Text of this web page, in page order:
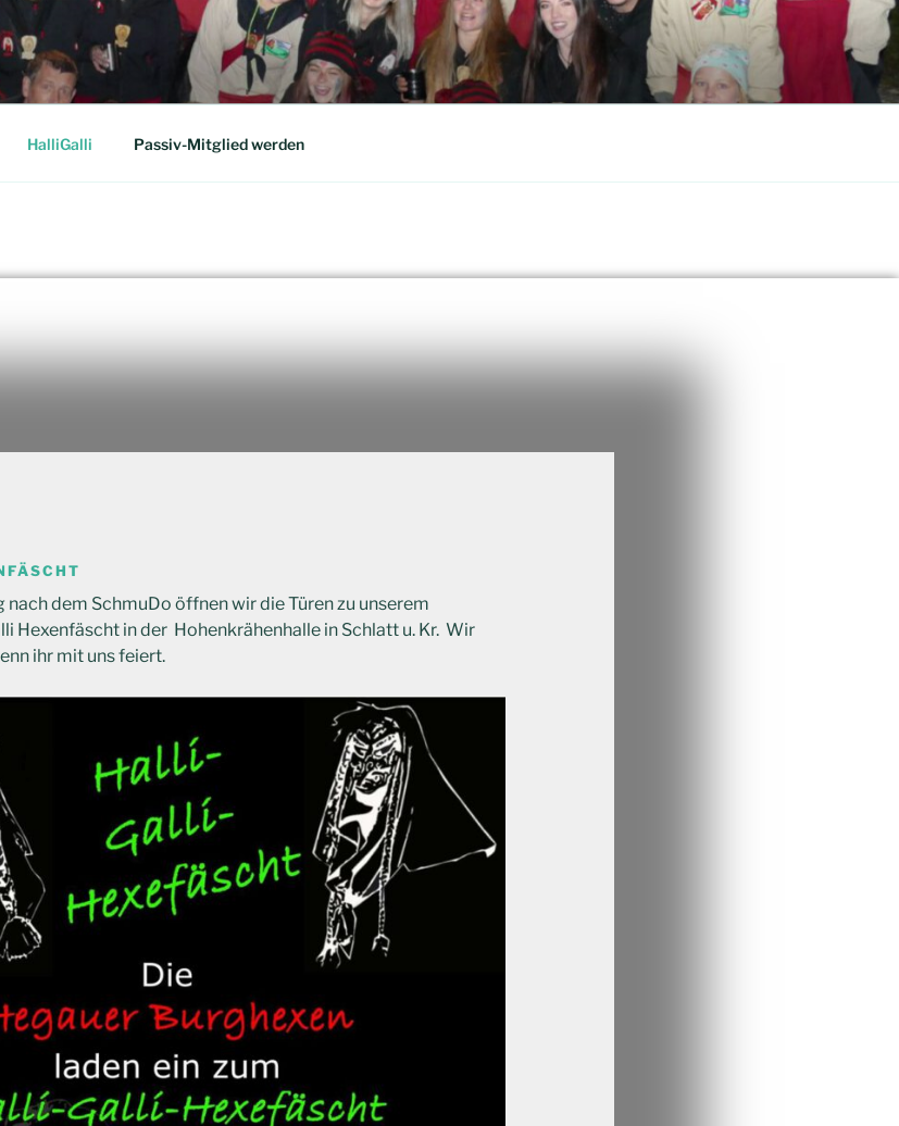
HalliGalli Passiv-Mitglied werden
nach dem SchmuDo öffnen wir die Türen zu unserem
Hexenfäscht in der Hohenkrähenhalle in Schlatt u. Kr. Wir
ihr mit uns feiert.